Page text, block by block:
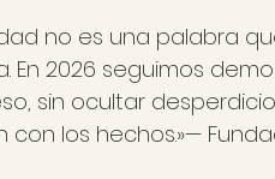
no es una palabra
En 2026 seguimos
sin ocultar
los hechos.»—